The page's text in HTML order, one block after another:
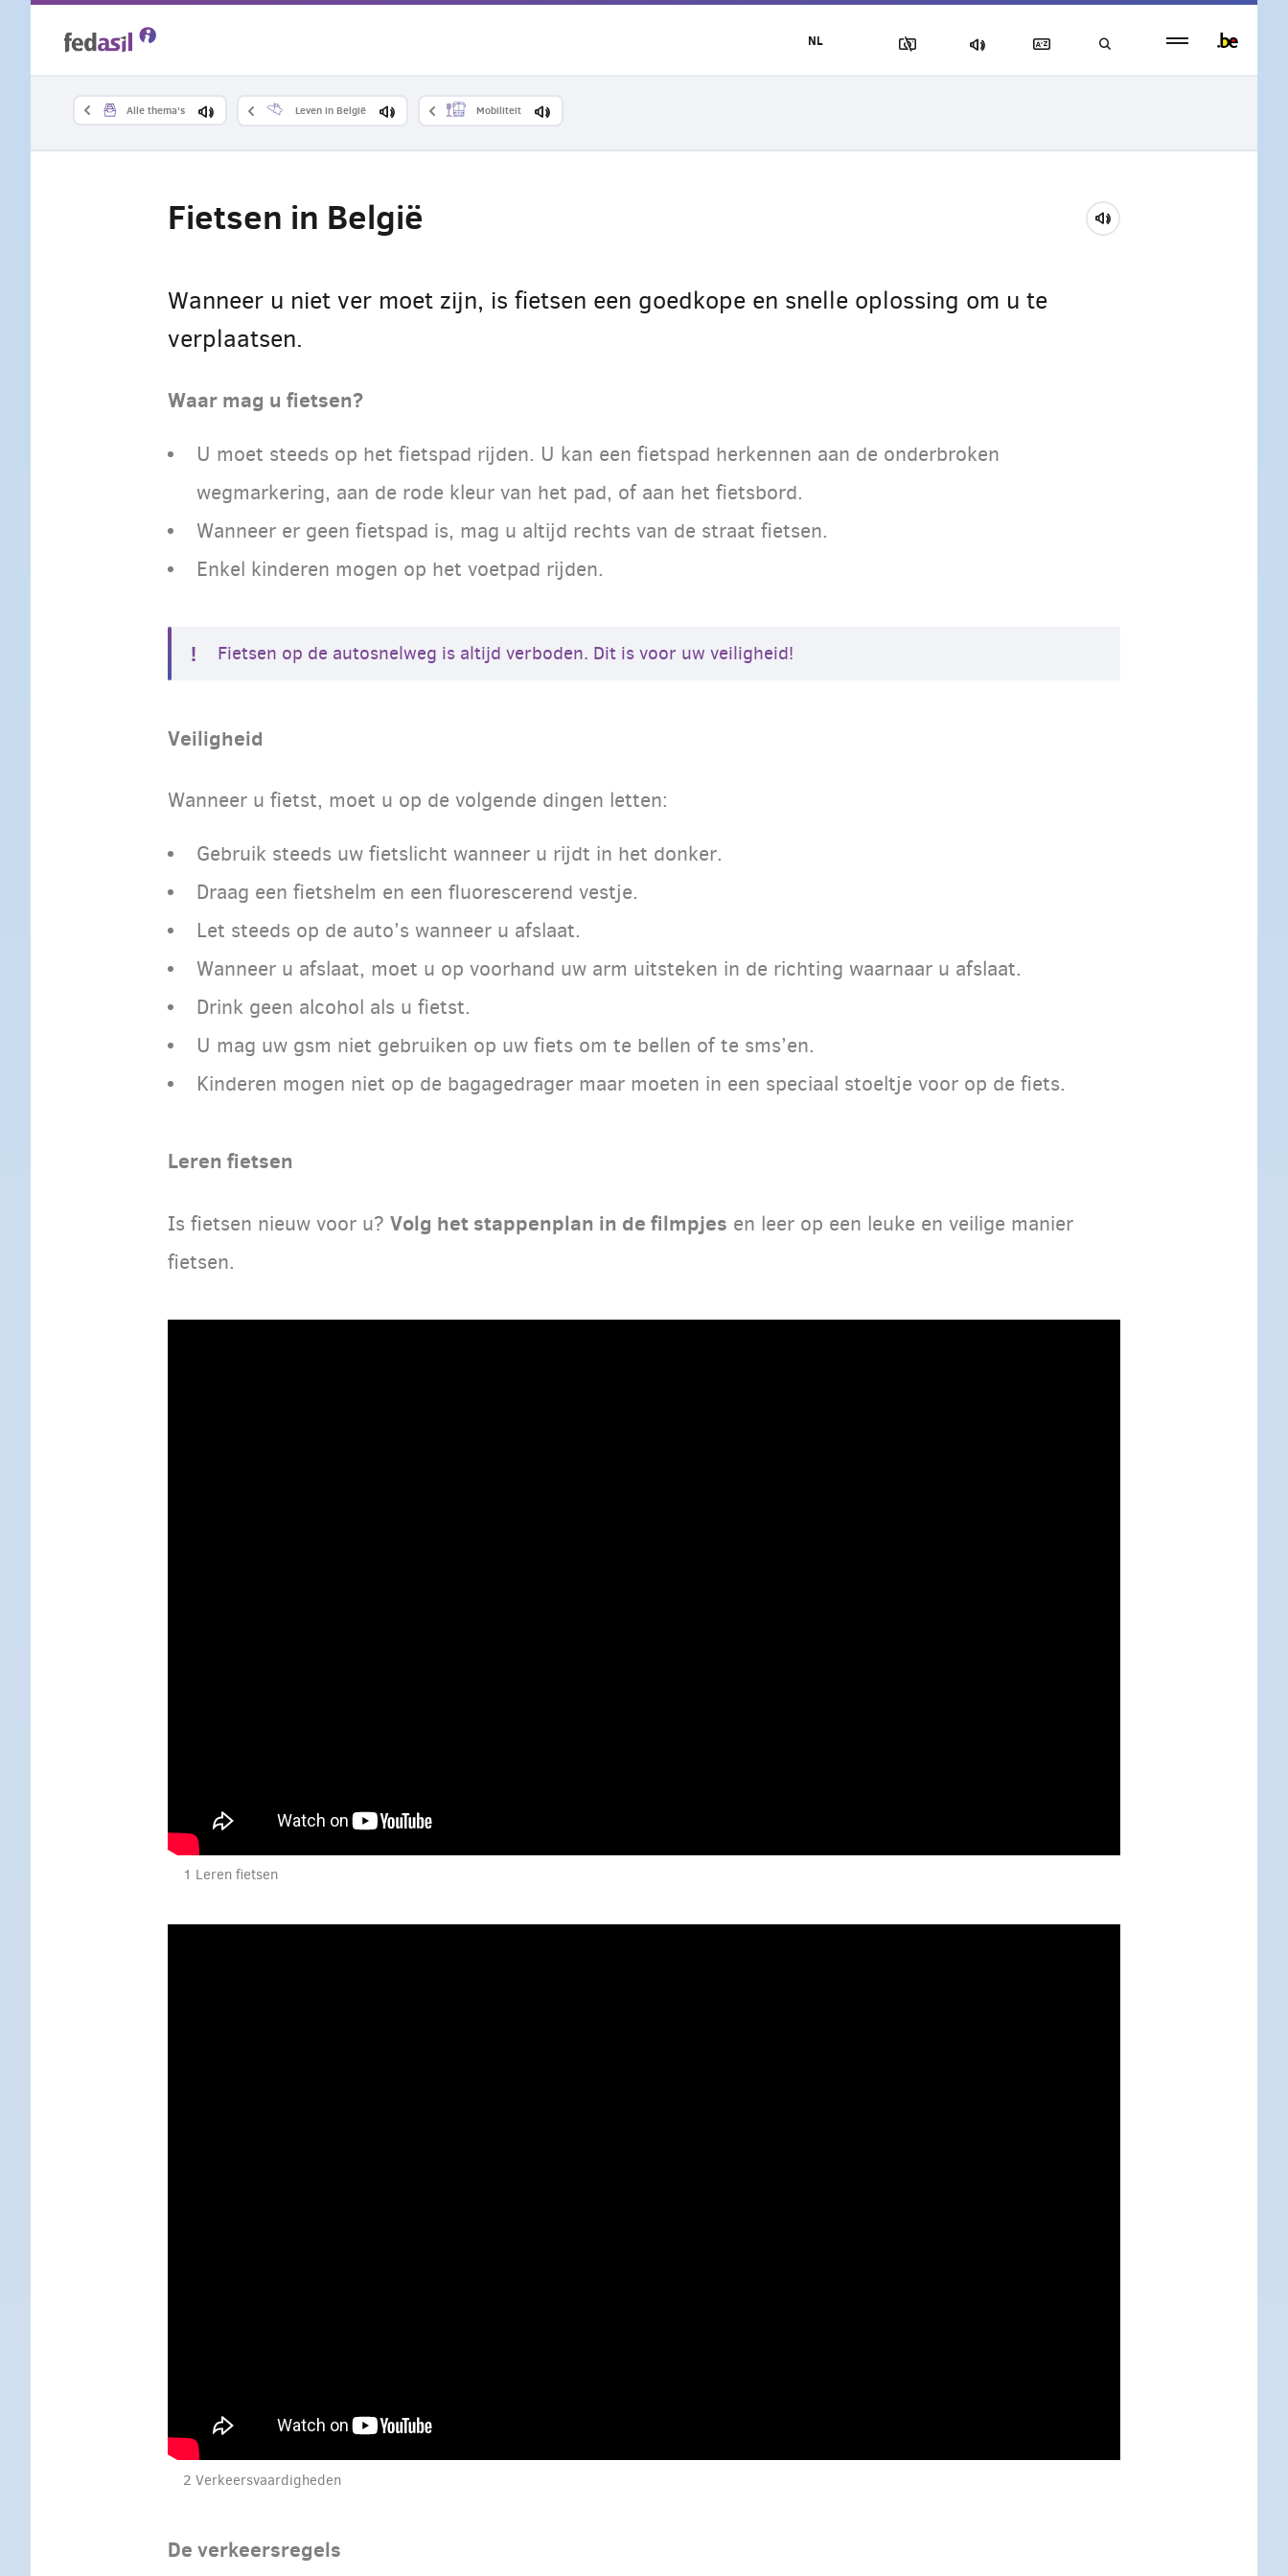
Alle thema's Leven in België Mobiliteit
Fietsen in België
Wanneer u niet ver moet zijn, is fietsen een goedkope en snelle oplossing om u te
verplaatsen.
Waar mag u fietsen?
U moet steeds op het fietspad rijden. U kan een fietspad herkennen aan de onderbroken
wegmarkering, aan de rode kleur van het pad, of aan het fietsbord.
Wanneer er geen fietspad is, mag u altijd rechts van de straat fietsen.
Enkel kinderen mogen op het voetpad rijden.
Fietsen op de autosnelweg is altijd verboden. Dit is voor uw veiligheid!
Veiligheid
Wanneer u fietst, moet u op de volgende dingen letten:
Gebruik steeds uw fietslicht wanneer u rijdt in het donker.
Draag een fietshelm en een fluorescerend vestje.
Let steeds op de auto’s wanneer u afslaat.
Wanneer u afslaat, moet u op voorhand uw arm uitsteken in de richting waarnaar u afslaat.
Drink geen alcohol als u fietst.
U mag uw gsm niet gebruiken op uw fiets om te bellen of te sms’en.
Kinderen mogen niet op de bagagedrager maar moeten in een speciaal stoeltje voor op de fiets.
Leren fietsen
Is fietsen nieuw voor u? Volg het stappenplan in de filmpjes en leer op een leuke en veilige manier
fietsen.
1 Leren fietsen
2 Verkeersvaardigheden
De verkeersregels
NL
footer